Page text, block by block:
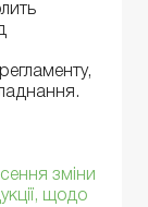
зміни
щодо